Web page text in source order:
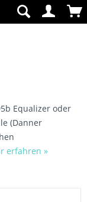
Equalizer oder
(Danner
erfahren »